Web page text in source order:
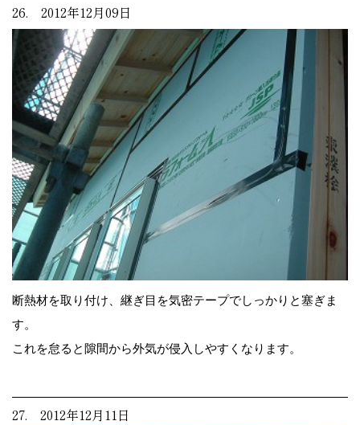
26. 2012年12月09日
断熱材を取り付け、継ぎ目を気密テープでしっかりと塞ぎま
す。
これを怠ると隙間から外気が侵入しやすくなります。
27. 2012年12月11日